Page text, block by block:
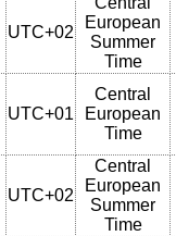
UTC+02
European
Summer
Time
UTC+01
Central
European
Time
UTC+02
Central
European
Summer
Time